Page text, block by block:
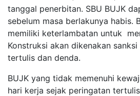
tanggal penerbitan. SBU BUJK
sebelum masa berlakunya habis.
memiliki keterlambatan untuk
Konstruksi akan dikenakan
tertulis dan denda.
BUJK yang tidak memenuhi
hari kerja sejak peringatan